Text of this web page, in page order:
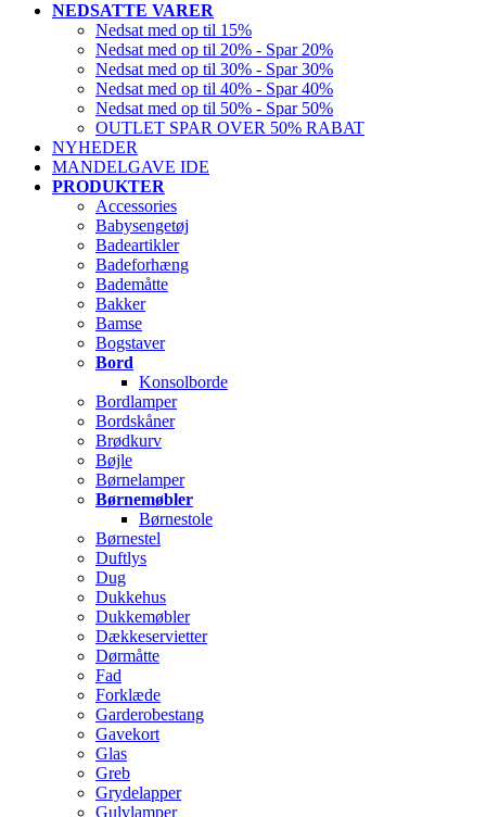
NEDSATTE VARER
Nedsat med op til 15%
Nedsat med op til 20% - Spar 20%
Nedsat med op til 30% - Spar 30%
Nedsat med op til 40% - Spar 40%
Nedsat med op til 50% - Spar 50%
OUTLET SPAR OVER 50% RABAT
NYHEDER
MANDELGAVE IDE
PRODUKTER
Accessories
Babysengetøj
Badeartikler
Badeforhæng
Bademåtte
Bakker
Bamse
Bogstaver
Bord
Konsolborde
Bordlamper
Bordskåner
Brødkurv
Bøjle
Børnelamper
Børnemøbler
Børnestole
Børnestel
Duftlys
Dug
Dukkehus
Dukkemøbler
Dækkeservietter
Dørmåtte
Fad
Forklæde
Garderobestang
Gavekort
Glas
Greb
Grydelapper
Gulvlamper